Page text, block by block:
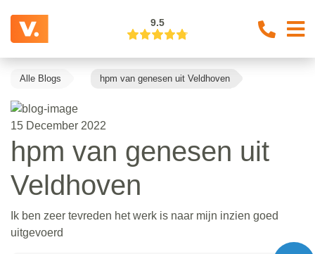
9.5
Alle Blogs hpm van genesen uit Veldhoven
15 December 2022
hpm van genesen uit
Veldhoven
Ik ben zeer tevreden het werk is naar mijn inzien goed
uitgevoerd